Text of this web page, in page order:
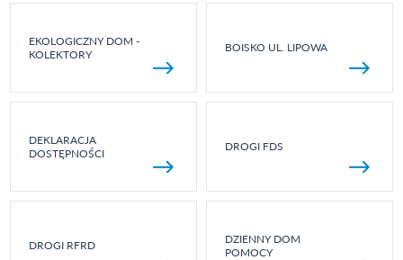
EKOLOGICZNY DOM -
KOLEKTORY
BOISKO UL. LIPOWA
DEKLARACJA
DOSTĘPNOŚCI
DROGI FDS
DROGI RFRD
DZIENNY DOM
POMOCY